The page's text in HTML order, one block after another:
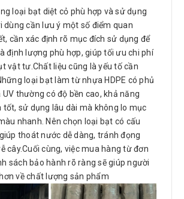
loại bạt diệt cỏ phù hợp và sử dụng
dùng cần lưu ý một số điểm quan
cần xác định rõ mục đích sử dụng để
định lượng phù hợp, giúp tối ưu chi phí
vật tư.Chất liệu cũng là yếu tố cần
loại bạt làm từ nhựa HDPE có phủ
thường có độ bền cao, khả năng
tốt, sử dụng lâu dài mà không lo mục
nhanh. Nên chọn loại bạt có cấu
thoát nước dễ dàng, tránh đọng
cây.Cuối cùng, việc mua hàng từ đơn
sách bảo hành rõ ràng sẽ giúp người
về chất lượng sản phẩm